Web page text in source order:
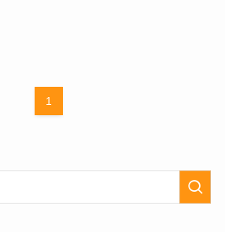
1